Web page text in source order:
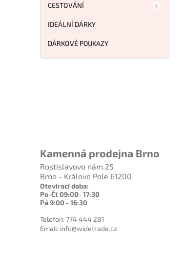
CESTOVÁNÍ
IDEÁLNÍ DÁRKY
DÁRKOVÉ POUKAZY
Kamenná prodejna Brno
Rostislavovo nám.25
Brno - Královo Pole 61200
Otevírací doba:
Po-Čt 09:00- 17:30
Pá 9:00 - 16:30
Telefon: 774 444 281
Email: info@widetrade.cz
KA1217
KA-BAR Knives Full
Do košíku